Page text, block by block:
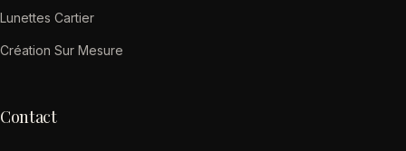
Lunettes Cartier
Création Sur Mesure
Contact